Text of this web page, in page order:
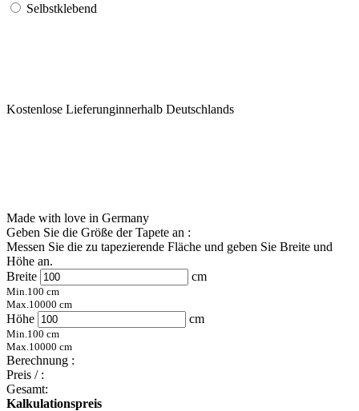
Selbstklebend
Kostenlose Lieferunginnerhalb Deutschlands
Made with love in Germany
Geben Sie die Größe der Tapete an :
Messen Sie die zu tapezierende Fläche und geben Sie Breite und
Höhe an.
Breite
cm
Min. 100 cm
Max. 10000 cm
Höhe cm
Min. 100 cm
Max. 10000 cm
Berechnung :
Preis / :
Gesamt:
Kalkulationspreis